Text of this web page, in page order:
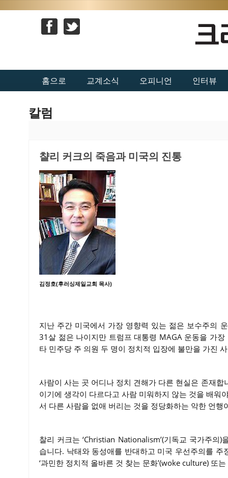
홈으로 교계소식 오피니언 인터뷰
칼럼
챨리 커크의 죽음과 미국의 진통
김정호(후러싱제일교회 목사)
지난 주간 미국에서 가장 영향력 있는 젊은 보수주의
31살 젊은 나이지만 트럼프 대통령 MAGA 운동을 가
타 민주당 주 의원 두 명이 정치적 입장에 불만을 가진
사람이 사는 곳 어디나 정치 견해가 다른 현실은 존재
이기에 생각이 다르다고 사람 미워하지 않는 것을 배워
서 다른 사람을 없애 버리는 것을 정당화하는 악한 언행
찰리 커크는 ‘Christian Nationalism’(기독교 국가주의
습니다. 낙태와 동성애를 반대하고 미국 우선주의를
‘과민한 정치적 올바른 것 찾는 문화’(woke culture) 또